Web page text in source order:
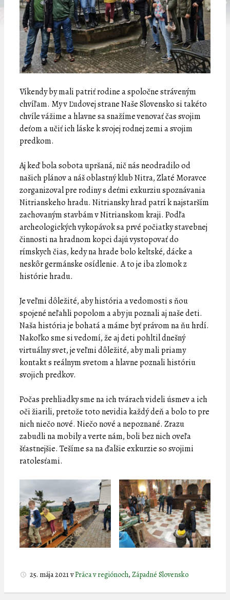
Víkendy by mali patriť rodine a spoločne stráveným
chvíľam. My v Ľudovej strane Naše Slovensko si takéto
chvíle vážime a hlavne sa snažíme venovať čas svojim
deťom a učiť ich láske k svojej rodnej zemi a svojim
predkom.
Aj keď bola sobota upršaná, nič nás neodradilo od
našich plánov a náš oblastný klub Nitra, Zlaté Moravce
zorganizoval pre rodiny s deťmi exkurziu spoznávania
Nitrianskeho hradu. Nitriansky hrad patrí k najstarším
zachovaným stavbám v Nitrianskom kraji. Podľa
archeologických vykopávok sa prvé počiatky stavebnej
činnosti na hradnom kopci dajú vystopovať do
rímskych čias, kedy na hrade bolo keltské, dácke a
neskôr germánske osídlenie. A to je iba zlomok z
histórie hradu.
Je veľmi dôležité, aby história a vedomosti s ňou
spojené neľahli popolom a aby ju poznali aj naše deti.
Naša história je bohatá a máme byť právom na ňu hrdí.
Nakoľko sme si vedomí, že aj deti pohltil dnešný
virtuálny svet, je veľmi dôležité, aby mali priamy
kontakt s reálnym svetom a hlavne poznali históriu
svojich predkov.
Počas prehliadky sme na ich tvárach videli úsmev a ich
oči žiarili, pretože toto nevidia každý deň a bolo to pre
nich niečo nové. Niečo nové a nepoznané. Zrazu
zabudli na mobily a verte nám, boli bez nich oveľa
šťastnejšie. Tešíme sa na ďalšie exkurzie so svojimi
ratolesťami.
25. mája 2021vPráca v regiónoch, Západné Slovensko